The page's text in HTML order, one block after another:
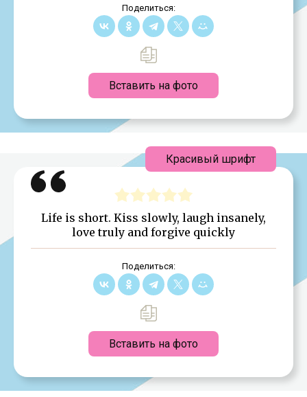
Поделиться:
Вставить на фото
Life is short. Kiss slowly, laugh insanely,
love truly and forgive quickly
Поделиться:
Вставить на фото
Красивый шрифт